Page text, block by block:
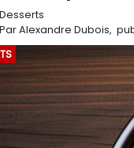
Desserts
ParAlexandre Dubois,